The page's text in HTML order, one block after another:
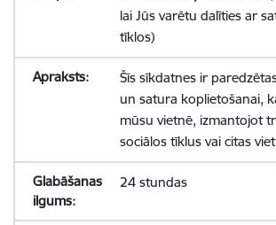
lai Jūs varētu dalīties ar
tīklos)
Šīs sīkdatnes ir
un satura koplietošanai,
mūsu vietnē, izmantojot
sociālos tīklus vai citas
24 stundas